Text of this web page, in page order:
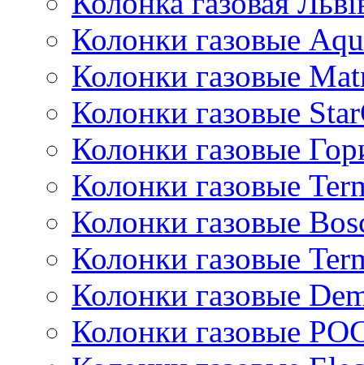
Колонки газовые
Колонки газовые
Колонки газовые
Колонки газовые
Колонки газовые
Колонки газовые
Колонки газовые
Колонки газовые
Колонки газовые